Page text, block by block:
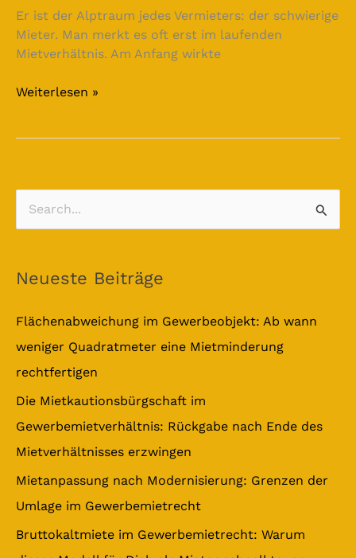
Er ist der Alptraum jedes Vermieters: der schwierige
Mieter. Man merkt es oft erst im laufenden
Mietverhältnis. Am Anfang wirkte
Weiterlesen »
h
e
n
Neueste Beiträge
Flächenabweichung im Gewerbeobjekt: Ab wann
weniger Quadratmeter eine Mietminderung
rechtfertigen
Die Mietkautionsbürgschaft im
Gewerbemietverhältnis: Rückgabe nach Ende des
Mietverhältnisses erzwingen
Mietanpassung nach Modernisierung: Grenzen der
Umlage im Gewerbemietrecht
Bruttokaltmiete im Gewerbemietrecht: Warum